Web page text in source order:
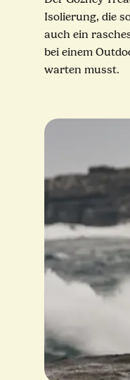
Isolierung, die
auch ein
bei einem
warten musst.